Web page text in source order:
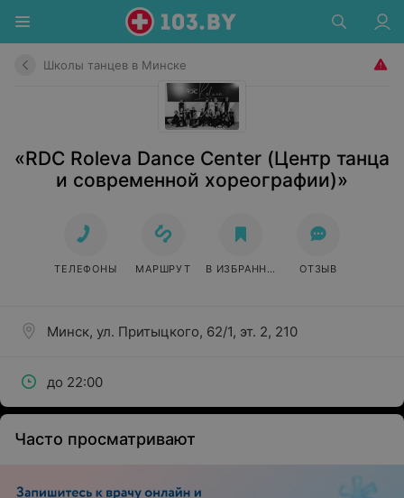
Школы танцев в Минске
«RDC Roleva Dance Center (Центр танца
и современной хореографии)»
Минск, ул. Притыцкого, 62/1, эт. 2, 210
до 22:00
ТЕЛЕФОНЫ МАРШРУТ В ИЗБРАННОЕ ОТЗЫВ
Часто просматривают